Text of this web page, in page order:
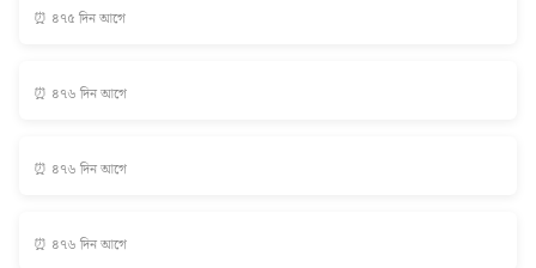
⏰ ৪৭৫ দিন আগে
⏰ ৪৭৬ দিন আগে
⏰ ৪৭৬ দিন আগে
⏰ ৪৭৬ দিন আগে